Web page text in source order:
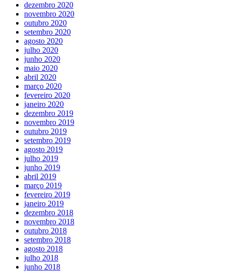
dezembro 2020
novembro 2020
outubro 2020
setembro 2020
agosto 2020
julho 2020
junho 2020
maio 2020
abril 2020
março 2020
fevereiro 2020
janeiro 2020
dezembro 2019
novembro 2019
outubro 2019
setembro 2019
agosto 2019
julho 2019
junho 2019
abril 2019
março 2019
fevereiro 2019
janeiro 2019
dezembro 2018
novembro 2018
outubro 2018
setembro 2018
agosto 2018
julho 2018
junho 2018